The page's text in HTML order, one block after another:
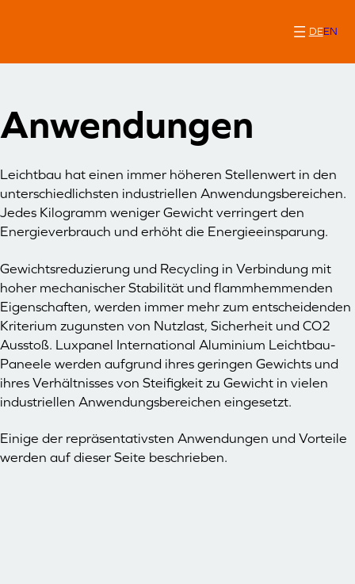
DEEN
Anwendungen
Leichtbau hat einen immer höheren Stellenwert in den
unterschiedlichsten industriellen Anwendungsbereichen.
Jedes Kilogramm weniger Gewicht verringert den
Energieverbrauch und erhöht die Energieeinsparung.
Gewichtsreduzierung und Recycling in Verbindung mit
hoher mechanischer Stabilität und flammhemmenden
Eigenschaften, werden immer mehr zum entscheidenden
Kriterium zugunsten von Nutzlast, Sicherheit und CO2
Ausstoß. Luxpanel International Aluminium Leichtbau-
Paneele werden aufgrund ihres geringen Gewichts und
ihres Verhältnisses von Steifigkeit zu Gewicht in vielen
industriellen Anwendungsbereichen eingesetzt.
Einige der repräsentativsten Anwendungen und Vorteile
werden auf dieser Seite beschrieben.